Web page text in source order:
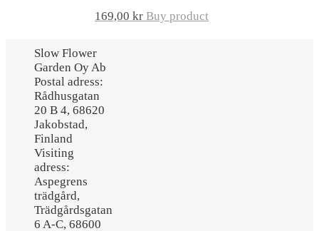
169,00 kr Buy product
Slow Flower
Garden Oy Ab
Postal adress:
Rådhusgatan
20 B 4, 68620
Jakobstad,
Finland
Visiting
adress:
Aspegrens
trädgård,
Trädgårdsgatan
6 A-C, 68600